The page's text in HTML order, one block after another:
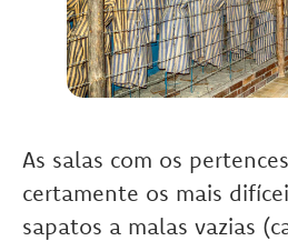
As salas com os
certamente os mais
sapatos a malas vazias